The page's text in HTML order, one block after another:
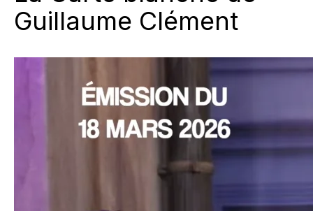
Guillaume Clément